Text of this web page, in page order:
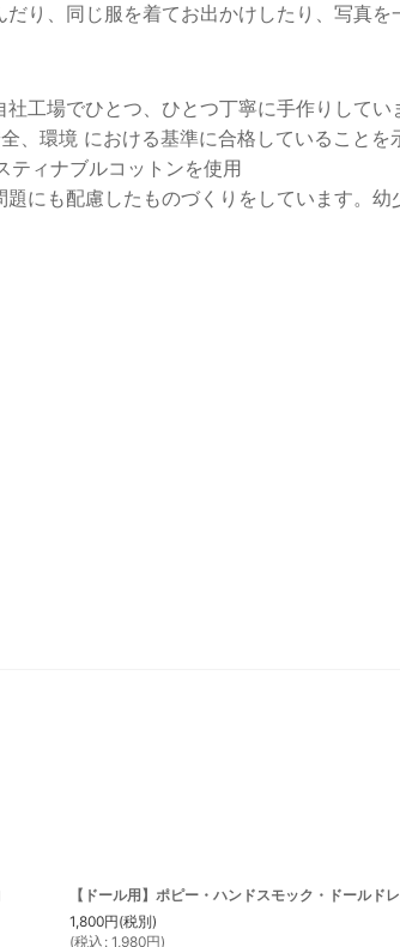
り、同じ服を着てお出かけしたり、写真
工場でひとつ、ひとつ丁寧に手作りしてい
、環境 における基準に合格していることを
ティナブルコットンを使用
にも配慮したものづくりをしています。
【ドール用】ポピー・ハンドスモック・ドールド
1,800円(税別)
(税込 : 1,980円)